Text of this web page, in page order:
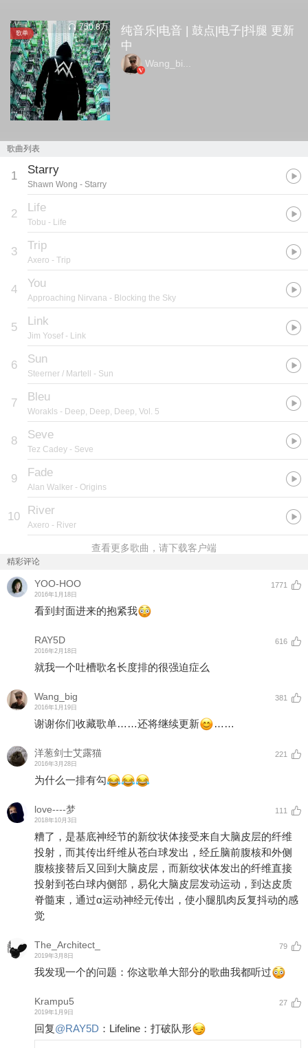
歌单
750.8万
纯音乐|电音 | 鼓点|电子|抖腿 更新
中
Wang_bi...
歌曲列表
1 Starry
Shawn Wong - Starry
2 Life
Tobu - Life
3 Trip
Axero - Trip
4 You
Approaching Nirvana - Blocking the Sky
5 Link
Jim Yosef - Link
6 Sun
Steerner / Martell - Sun
7 Bleu
Worakls - Deep, Deep, Deep, Vol. 5
8 Seve
Tez Cadey - Seve
9 Fade
Alan Walker - Origins
10 River
Axero - River
查看更多歌曲，请下载客户端
精彩评论
YOO-HOO
2016年1月18日
1771
看到封面进来的抱紧我
RAY5D
2016年2月18日
616
就我一个吐槽歌名长度排的很强迫症么
Wang_big
2016年1月19日
381
谢谢你们收藏歌单……还将继续更新 ……
洋葱剑士艾露猫
2016年3月28日
221
为什么一排有勾
love----梦
2018年10月3日
111
糟了，是基底神经节的新纹状体接受来自大脑皮层的纤维
投射，而其传出纤维从苍白球发出，经丘脑前腹核和外侧
腹核接替后又回到大脑皮层，而新纹状体发出的纤维直接
投射到苍白球内侧部，易化大脑皮层发动运动，到达皮质
脊髓束，通过α运动神经元传出，使小腿肌肉反复抖动的感
觉
The_Architect_
2019年3月8日
79
我发现一个的问题：你这歌单大部分的歌曲我都听过
Krampu5
2019年1月9日
27
回复@RAY5D ： Lifeline：打破队形